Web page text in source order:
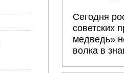
Сегодня
советских
медведь»
волка в